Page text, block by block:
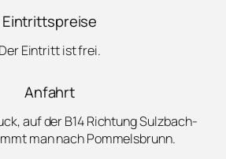
Eintrittspreise
Der Eintritt ist frei.
Anfahrt
auf der B14 Richtung Sulzbach-
man nach Pommelsbrunn.